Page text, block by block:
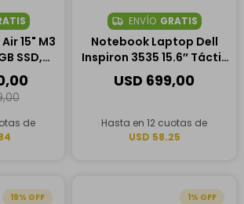
15" M3
SSD,
-
de
ENVÍO GRATIS
Notebook Laptop Dell
Inspiron 3535 15.6″ Táctil,
AMD Ryzen 7 7730U, 16GB
RAM, 512GB SSD
USD 699,00
Hasta en 12 cuotas de
USD 58.25
19 1